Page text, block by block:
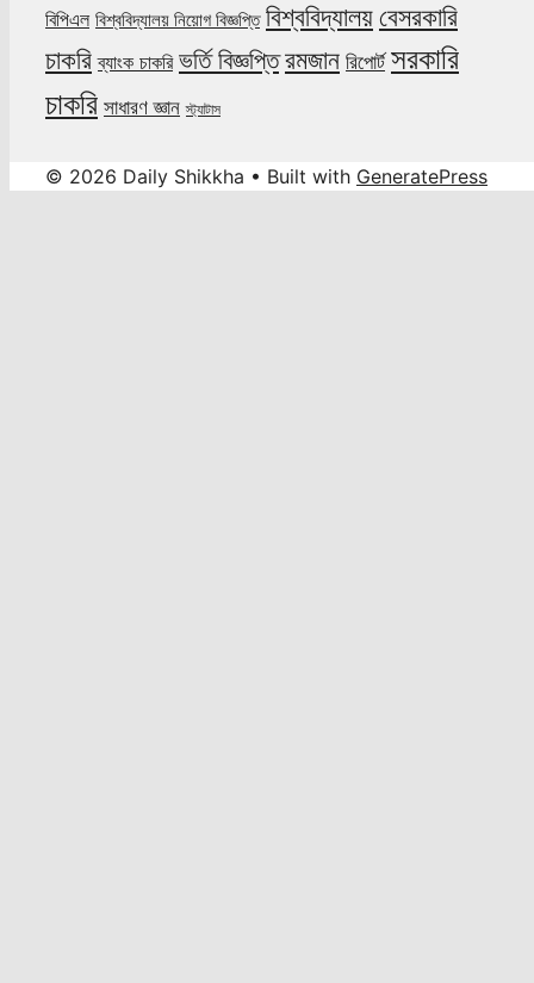
বিপিএল বিশ্ববিদ্যালয় নিয়োগ বিজ্ঞপ্তি বিশ্ববিদ্যালয়বেসরকারি
চাকরি ব্যাংক চাকরি ভর্তি বিজ্ঞপ্তিরমজান রিপোর্ট সরকারি
চাকরি সাধারণ জ্ঞান স্ট্যাটাস
© 2026 Daily Shikkha • Built with GeneratePress